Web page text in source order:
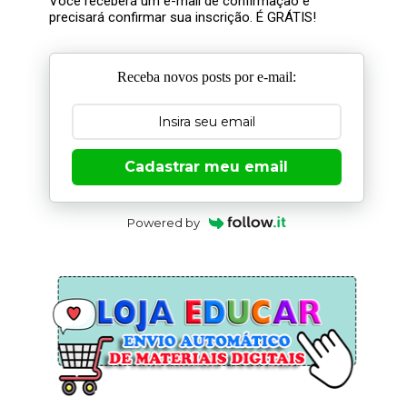
precisará confirmar sua inscrição. É GRÁTIS!
Receba novos posts por e-mail:
Cadastrar meu email
Powered by